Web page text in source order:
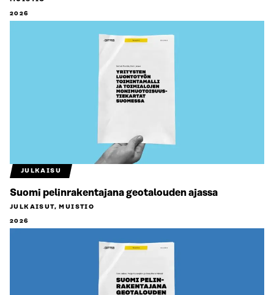
2026
JULKAISU
Suomi pelinrakentajana geotalouden ajassa
JULKAISUT, MUISTIO
2026